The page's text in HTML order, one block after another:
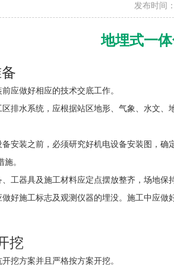
发布时间
地埋式一
应做好相应的技术交底工作。
排水系统，应根据站区地形、气象、水文、
备安装之前，必须研究好机电设备安装图，
。
工器具及施工材料应定点摆放整齐，场地保
好施工标志及观测仪器的埋没。施工中应做
挖
挖方案并且严格按方案开挖。